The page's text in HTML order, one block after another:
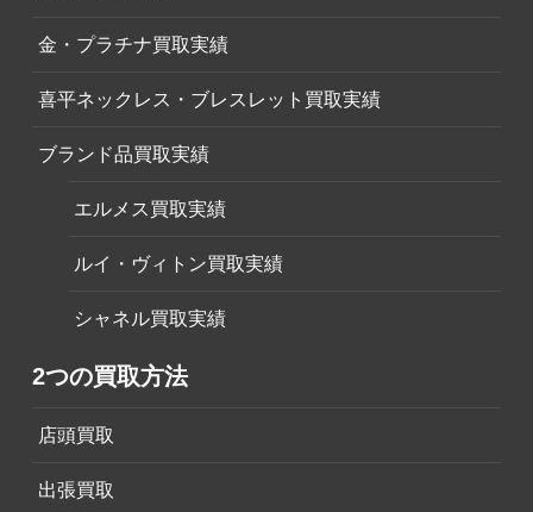
金・プラチナ買取実績
喜平ネックレス・ブレスレット買取実績
ブランド品買取実績
エルメス買取実績
ルイ・ヴィトン買取実績
シャネル買取実績
2つの買取方法
店頭買取
出張買取